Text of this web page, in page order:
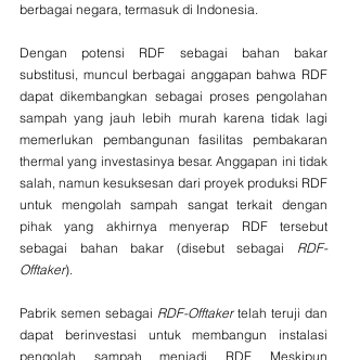
berbagai negara, termasuk di Indonesia.
Dengan potensi RDF sebagai bahan bakar
substitusi, muncul berbagai anggapan bahwa RDF
dapat dikembangkan sebagai proses pengolahan
sampah yang jauh lebih murah karena tidak lagi
memerlukan pembangunan fasilitas pembakaran
thermal yang investasinya besar. Anggapan ini tidak
salah, namun kesuksesan dari proyek produksi RDF
untuk mengolah sampah sangat terkait dengan
pihak yang akhirnya menyerap RDF tersebut
sebagai bahan bakar (disebut sebagai RDF-
Offtaker).
Pabrik semen sebagai RDF-Offtaker telah teruji dan
dapat berinvestasi untuk membangun instalasi
pengolah sampah menjadi RDF. Meskipun